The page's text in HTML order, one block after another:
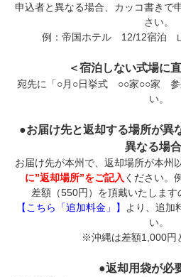
申込者と異なる場合、カッコ書きで
さい。
例：帝国ホテル 12/12宿泊
＜宿泊しない式場に
宛先に「○月○日挙式 ○○家○○家 参
い。
●お届け先と返却する場所が異
異なる場合
お届け先が本州で、返却場所が本州
に”返却場所”をご記入 ください。
差額（550円）を頂戴いたします
【こちら「追加料金」】
より、追加
い。
※沖縄は差額1,000円
●返却用袋が必